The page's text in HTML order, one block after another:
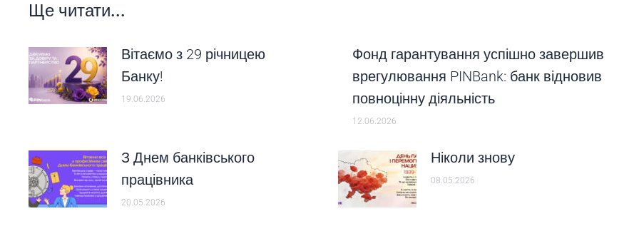
Ще читати...
Вітаємо з 29 річницею
Банку!
19.06.2026
Фонд гарантування успішно завершив
врегулювання PINBank: банк відновив
повноцінну діяльність
12.06.2026
З Днем банківського
працівника
20.05.2026
Ніколи знову
08.05.2026